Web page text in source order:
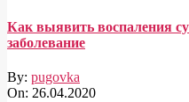
Как выявить воспаления
заболевание
By: pugovka
On: 26.04.2020